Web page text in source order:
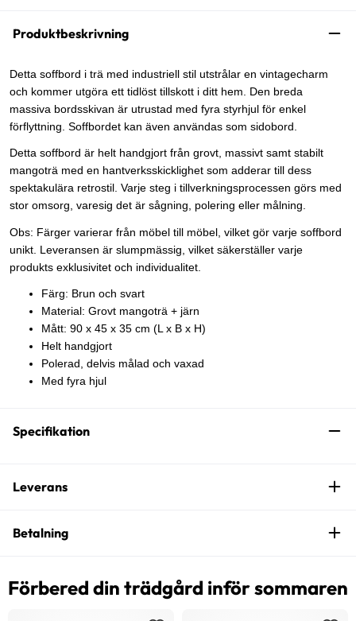
Produktbeskrivning
Detta soffbord i trä med industriell stil utstrålar en vintagecharm
och kommer utgöra ett tidlöst tillskott i ditt hem. Den breda
massiva bordsskivan är utrustad med fyra styrhjul för enkel
förflyttning. Soffbordet kan även användas som sidobord.
Detta soffbord är helt handgjort från grovt, massivt samt stabilt
mangoträ med en hantverksskicklighet som adderar till dess
spektakulära retrostil. Varje steg i tillverkningsprocessen görs med
stor omsorg, varesig det är sågning, polering eller målning.
Obs: Färger varierar från möbel till möbel, vilket gör varje soffbord
unikt. Leveransen är slumpmässig, vilket säkerställer varje
produkts exklusivitet och individualitet.
Färg: Brun och svart
Material: Grovt mangoträ + järn
Mått: 90 x 45 x 35 cm (L x B x H)
Helt handgjort
Polerad, delvis målad och vaxad
Med fyra hjul
Specifikation
Leverans
Betalning
Förbered din trädgård inför sommaren